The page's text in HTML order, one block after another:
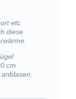
etc.
diese
cm